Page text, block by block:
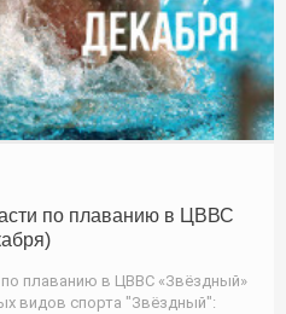
по плаванию в ЦВВС
плаванию в ЦВВС «Звёздный»
видов спорта "Звёздный":